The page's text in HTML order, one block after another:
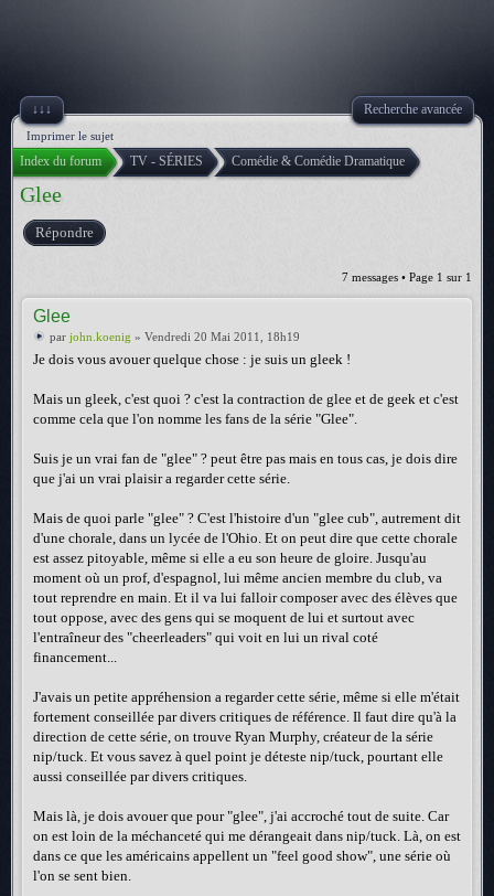
↓↓↓ Recherche avancée
Imprimer le sujet
Index du forum TV - SÉRIES Comédie & Comédie Dramatique
Glee
Répondre
7 messages • Page 1 sur 1
Glee
par john.koenig » Vendredi 20 Mai 2011, 18h19
Je dois vous avouer quelque chose : je suis un gleek !
Mais un gleek, c'est quoi ? c'est la contraction de glee et de geek et c'est
comme cela que l'on nomme les fans de la série "Glee".
Suis je un vrai fan de "glee" ? peut être pas mais en tous cas, je dois dire
que j'ai un vrai plaisir a regarder cette série.
Mais de quoi parle "glee" ? C'est l'histoire d'un "glee cub", autrement dit
d'une chorale, dans un lycée de l'Ohio. Et on peut dire que cette chorale
est assez pitoyable, même si elle a eu son heure de gloire. Jusqu'au
moment où un prof, d'espagnol, lui même ancien membre du club, va
tout reprendre en main. Et il va lui falloir composer avec des élèves que
tout oppose, avec des gens qui se moquent de lui et surtout avec
l'entraîneur des "cheerleaders" qui voit en lui un rival coté
financement...
J'avais un petite appréhension a regarder cette série, même si elle m'était
fortement conseillée par divers critiques de référence. Il faut dire qu'à la
direction de cette série, on trouve Ryan Murphy, créateur de la série
nip/tuck. Et vous savez à quel point je déteste nip/tuck, pourtant elle
aussi conseillée par divers critiques.
Mais là, je dois avouer que pour "glee", j'ai accroché tout de suite. Car
on est loin de la méchanceté qui me dérangeait dans nip/tuck. Là, on est
dans ce que les américains appellent un "feel good show", une série où
l'on se sent bien.